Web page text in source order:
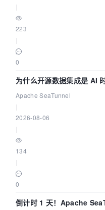
223
0
为什么开源数据集成是 AI
Apache SeaTunnel
2026-08-06
134
0
倒计时 1 天！Apache